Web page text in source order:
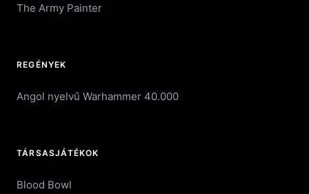
The Army Painter
REGÉNYEK
Angol nyelvű Warhammer 40.000
TÁRSASJÁTÉKOK
Blood Bowl